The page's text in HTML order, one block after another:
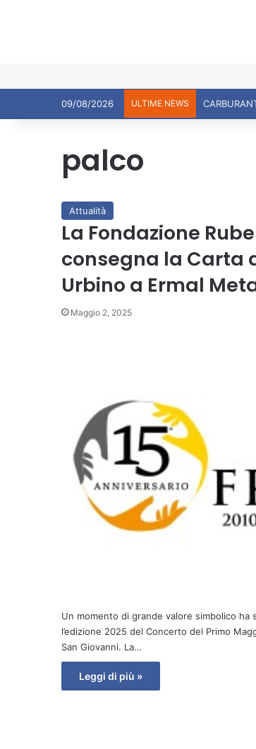
09/08/2026 ULTIME NEWS
palco
Attualità
La Fondazione
consegna la Carta
Urbino a Ermal
Maggio 2, 2025
Un momento di grande valore simbolico ha
l’edizione 2025 del Concerto del Primo
San Giovanni. La…
Leggi di più »